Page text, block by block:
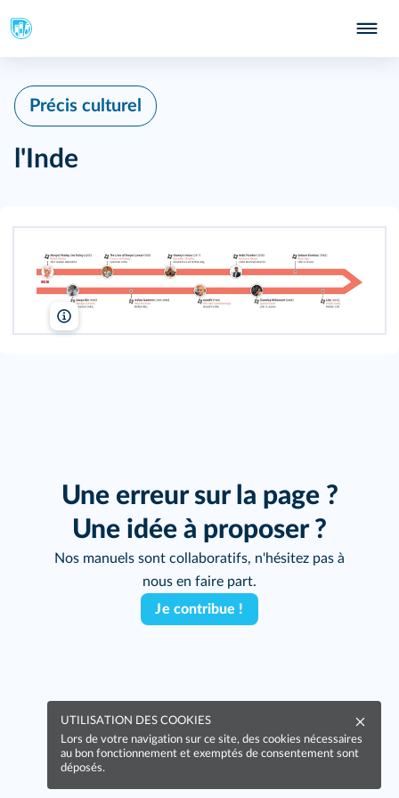
Précis culturel
l'Inde
Une erreur sur la page ?
Une idée à proposer ?
Nos manuels sont collaboratifs, n'hésitez pas à
nous en faire part.
Je contribue !
UTILISATION DES COOKIES
Lors de votre navigation sur ce site, des cookies nécessaires
au bon fonctionnement et exemptés de consentement sont
déposés.